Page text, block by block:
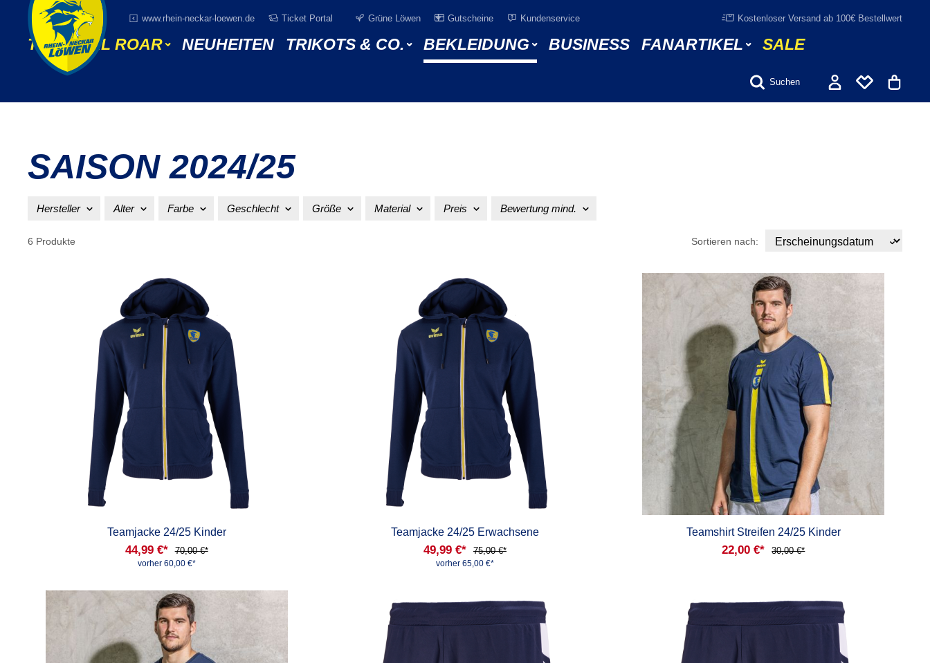
Hauptinhalt springen
Zur Suche springen
Zur Hauptnavigation springenwww.rhein-neckar-loewen.de Ticket Portal Grüne Löwen Gutscheine Kundenservice Kostenloser Versand ab 100€ Bestellwert
THE FINAL ROAR NEUHEITEN TRIKOTS & CO. BEKLEIDUNG BUSINESS FANARTIKEL SALE
Suchen
SAISON 2024/25
Hersteller Alter Farbe Geschlecht Größe Material Preis Bewertung mind.
6 Produkte Sortieren nach:
Teamjacke 24/25 Kinder
44,99 €* 70,00 €*
vorher 60,00 €*
Teamjacke 24/25 Erwachsene
49,99 €* 75,00 €*
vorher 65,00 €*
Teamshirt Streifen 24/25 Kinder
22,00 €* 30,00 €*